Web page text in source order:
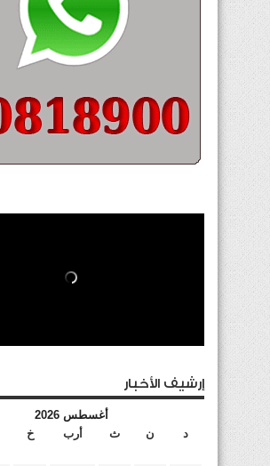
إرشيف الأخبار
أغسطس 2026
د
ن ث أرب خ